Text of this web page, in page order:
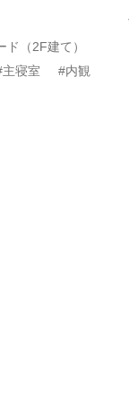
ド（2F建て）
主寝室
#内観